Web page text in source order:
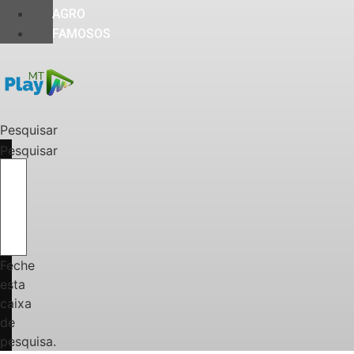
AGRO
FAMOSOS
Pesquisar
Pesquisar
Feche
esta
caixa
de
pesquisa.